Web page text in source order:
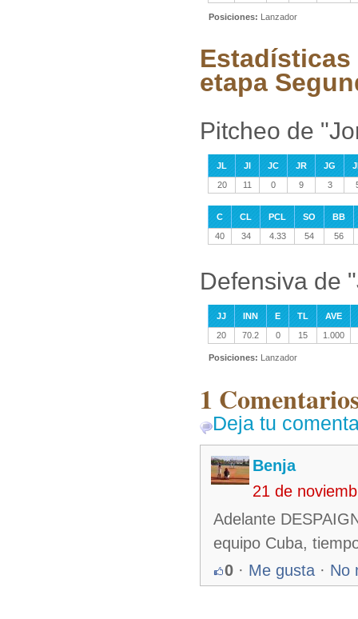
Posiciones: Lanzador
etapa
Pitcheo de
JL JI JC JR JG
20
11 0 9 3
C CL PCL SO
BB
40
34 4.33 54 56
Defensiva de
JJ INN E TL
AVE
20
70.2 0 15 1.000
Posiciones: Lanzador
1
Deja tu
Benja
21 de
Adelante
equipo Cuba,
0 · Me gusta · No